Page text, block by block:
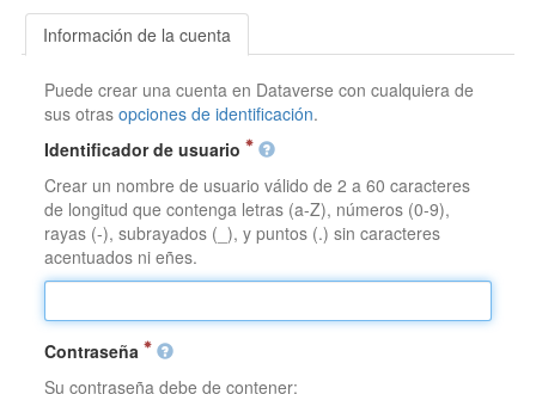
Información de la cuenta
Puede crear una cuenta en Dataverse con cualquiera de
sus otrasopciones de identificación.
Identificador de usuario
Crear un nombre de usuario válido de 2 a 60 caracteres
de longitud que contenga letras (a-Z), números (0-9),
rayas (-), subrayados (_), y puntos (.) sin caracteres
acentuados ni eñes.
Contraseña
Su contraseña debe de contener: